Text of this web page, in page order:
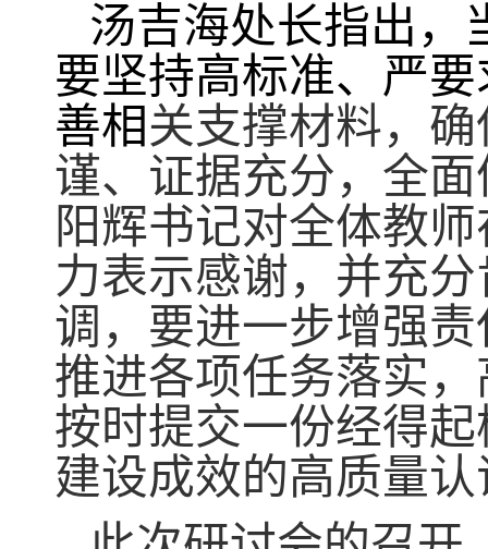
汤吉海处长指出，
要坚持高标准、严
善相关支撑材料，
谨、证据充分，全
阳辉书记对全体教
力表示感谢，并充
调，要进一步增强
推进各项任务落实
按时提交一份经得
建设成效的高质量